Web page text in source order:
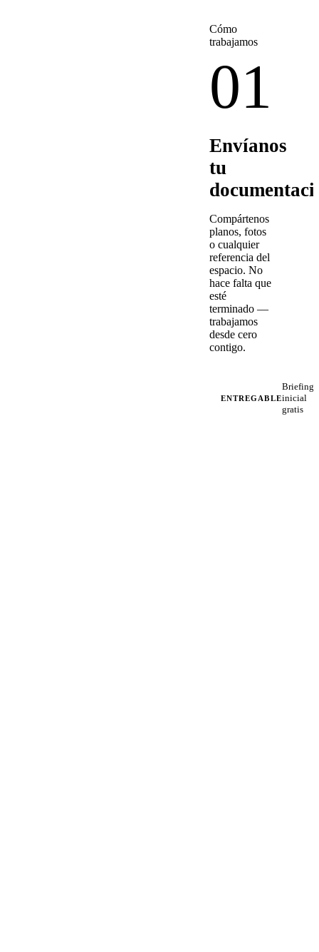
Cómo
trabajamos
01
Envíanos
tu
Compártenos
planos, fotos
o cualquier
referencia del
espacio. No
hace falta que
esté
terminado —
trabajamos
desde cero
contigo.
ENTREGABLE
Briefing
inicial
gratis